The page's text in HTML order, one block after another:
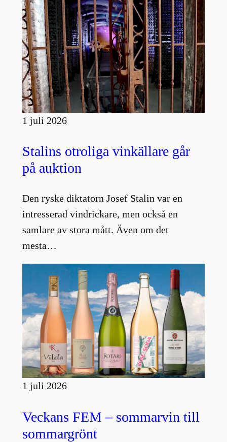
1 juli 2026
Stalins otroliga vinkällare går
på auktion
Den ryske diktatorn Josef Stalin var en
intresserad vindrickare, men också en
samlare av stora mått. Även om det
mesta…
1 juli 2026
Veckans FEM – sommarvin till
sommargrönt